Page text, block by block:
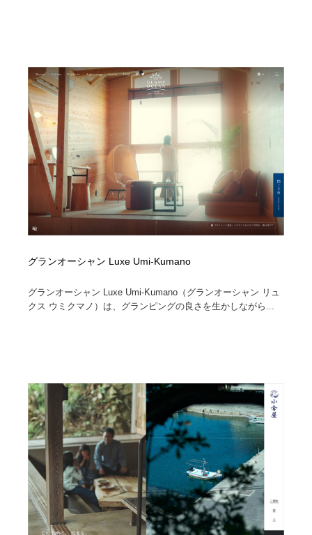
グランオーシャン Luxe Umi-Kumano
グランオーシャン Luxe Umi-Kumano（グランオーシャン リュ
クス ウミクマノ）は、グランピングの良さを生かしながら...